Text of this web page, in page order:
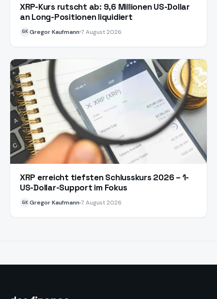
XRP-Kurs rutscht ab: 9,6 Millionen US-Dollar
an Long-Positionen liquidiert
GK Gregor Kaufmann7. August 2026
XRP erreicht tiefsten Schlusskurs 2026 – 1-
US-Dollar-Support im Fokus
GK Gregor Kaufmann7. August 2026